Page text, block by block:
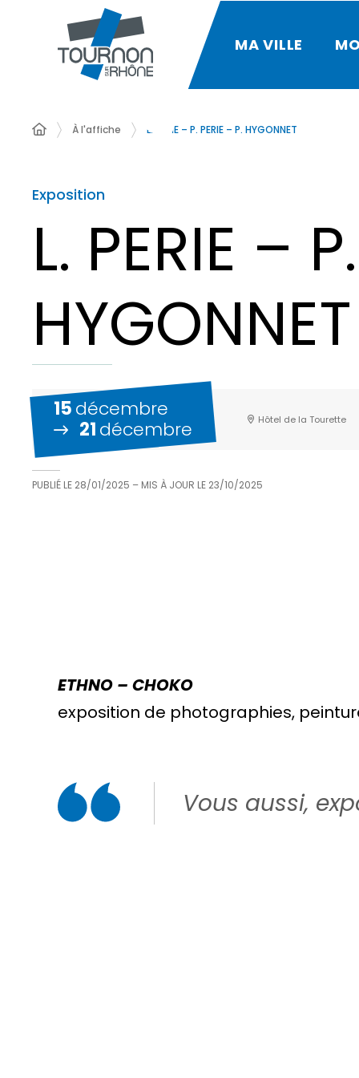
MA VILLE
À l'affiche L. PERIE – P. PERIE – P. HYGONNET
Exposition
L. PERIE –
HYGONNET
15décembre
21décembre Hôtel de la Tourette
PUBLIÉ LE 28/01/2025 – MIS À JOUR LE 23/10/2025
ETHNO – CHOKO
exposition de photographies,
Vous aussi,